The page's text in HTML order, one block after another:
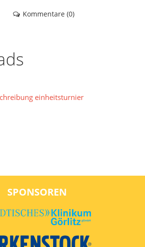
Kommentare (0)
einheitsturnier
SPONSOREN